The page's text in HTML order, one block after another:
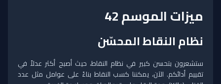
ميزات الموسم 42
نظام النقاط المحسّن
ستشعرون بتحسن كبير في نظام النقاط، حيث أصبح أكثر عدلاً في
تقييم أدائكم. الآن، يمكننا كسب النقاط بناءً على عوامل مثل عدد